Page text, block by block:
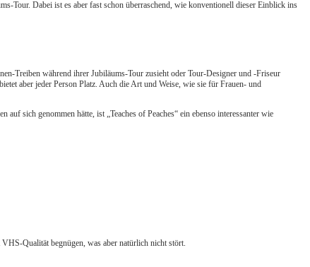
Tour. Dabei ist es aber fast schon überraschend, wie konventionell dieser Einblick ins
Treiben während ihrer Jubiläums-Tour zusieht oder Tour-Designer und -Friseur
aber jeder Person Platz. Auch die Art und Weise, wie sie für Frauen- und
sich genommen hätte, ist „Teaches of Peaches“ ein ebenso interessanter wie
Qualität begnügen, was aber natürlich nicht stört.